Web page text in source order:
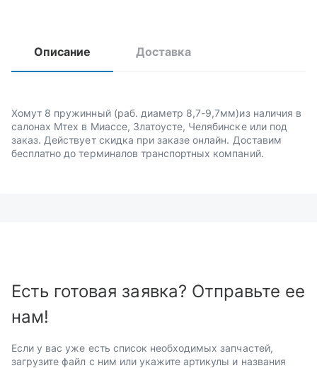
Описание Доставка
Хомут 8 пружинный (раб. диаметр 8,7-9,7мм)из наличия в
салонах Мтех в Миассе, Златоусте, Челябинске или под
заказ. Действует скидка при заказе онлайн. Доставим
бесплатно до терминалов транспортных компаний.
Есть готовая заявка? Отправьте ее
нам!
Если у вас уже есть список необходимых запчастей,
загрузите файл с ним или укажите артикулы и названия